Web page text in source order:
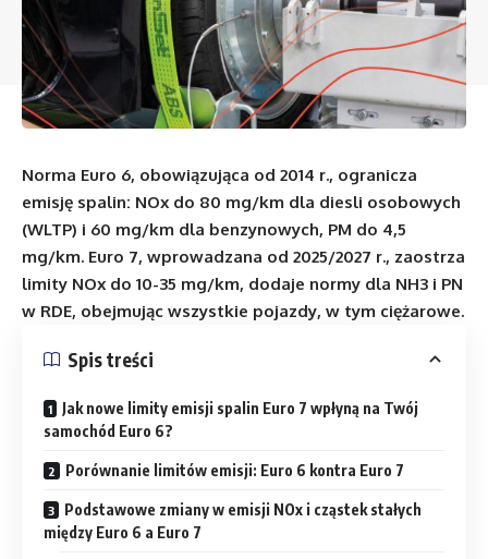
Norma Euro 6, obowiązująca od 2014 r., ogranicza
emisję spalin: NOx do 80 mg/km dla diesli osobowych
(WLTP) i 60 mg/km dla benzynowych, PM do 4,5
mg/km. Euro 7, wprowadzana od 2025/2027 r., zaostrza
limity NOx do 10-35 mg/km, dodaje normy dla NH3 i PN
w RDE, obejmując wszystkie pojazdy, w tym ciężarowe.
Spis treści
Jak nowe limity emisji spalin Euro 7 wpłyną na Twój
samochód Euro 6?
Porównanie limitów emisji: Euro 6 kontra Euro 7
Podstawowe zmiany w emisji NOx i cząstek stałych
między Euro 6 a Euro 7